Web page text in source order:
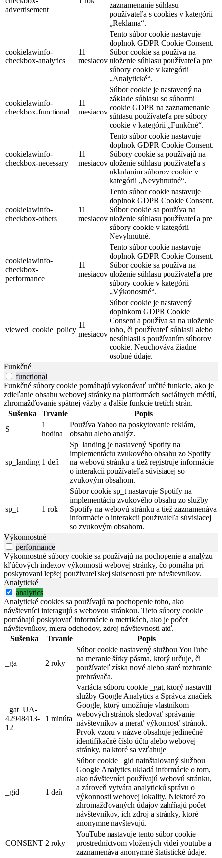
advertisement
zaznamenanie súhlasu
používateľa s cookies v kategórii
„Reklama“.
cookielawinfo-
checkbox-analytics
11
mesiacov
Tento súbor cookie nastavuje
doplnok GDPR Cookie Consent.
Súbor cookie sa používa na
uloženie súhlasu používateľa pre
súbory cookie v kategórii
„Analytické“.
cookielawinfo-
checkbox-functional
11
mesiacov
Súbor cookie je nastavený na
základe súhlasu so súbormi
cookie GDPR na zaznamenanie
súhlasu používateľa pre súbory
cookie v kategórii „Funkčné“.
cookielawinfo-
checkbox-necessary
11
mesiacov
Tento súbor cookie nastavuje
doplnok GDPR Cookie Consent.
Súbory cookie sa používajú na
uloženie súhlasu používateľa s
ukladaním súborov cookie v
kategórii „Nevyhnutné“.
cookielawinfo-
checkbox-others
11
mesiacov
Tento súbor cookie nastavuje
doplnok GDPR Cookie Consent.
Súbor cookie sa používa na
uloženie súhlasu používateľa pre
súbory cookie v kategórii
Nevyhnutné.
cookielawinfo-
checkbox-
performance
11
mesiacov
Tento súbor cookie nastavuje
doplnok GDPR Cookie Consent.
Súbor cookie sa používa na
uloženie súhlasu používateľa pre
súbory cookie v kategórii
„Výkonostné“.
viewed_cookie_policy
11
mesiacov
Súbor cookie je nastavený
doplnkom GDPR Cookie
Consent a používa sa na uloženie
toho, či používateľ súhlasil alebo
nesúhlasil s používaním súborov
cookie. Neuchováva žiadne
osobné údaje.
Funkčné
functional
Funkčné súbory cookie pomáhajú vykonávať určité funkcie, ako je
zdieľanie obsahu webovej stránky na platformách sociálnych médií,
zhromažďovanie spätnej väzby a ďalšie funkcie tretích strán.
Sušenka
Trvanie
Popis
S
1
hodina
Používa Yahoo na poskytovanie reklám,
obsahu alebo analýz.
sp_landing 1 deň
Sp_landing je nastavený Spotify na
implementáciu zvukového obsahu zo Spotify
na webovú stránku a tiež registruje informácie
o interakcii používateľa súvisiacej so
zvukovým obsahom.
sp_t 1 rok
Súbor cookie sp_t nastavuje Spotify na
implementáciu zvukového obsahu zo služby
Spotify na webovú stránku a tiež zaznamenáva
informácie o interakcii používateľa súvisiacej
so zvukovým obsahom.
Výkonnostné
performance
Výkonnostné súbory cookie sa používajú na pochopenie a analýzu
kľúčových indexov výkonnosti webovej stránky, čo pomáha pri
poskytovaní lepšej používateľskej skúsenosti pre návštevníkov.
Analytické
analytics
Analytické cookies sa používajú na pochopenie toho, ako
návštevníci interagujú s webovou stránkou. Tieto súbory cookie
pomáhajú poskytovať informácie o metrikách, ako je počet
návštevníkov, miera odchodov, zdroj návštevnosti atď.
Sušenka
Trvanie Popis
_ga 2 roky
Súbor cookie nastavený službou YouTube
na meranie šírky pásma, ktorý určuje, či
používateľ získa nové alebo staré rozhranie
prehrávača.
_gat_UA-
42948413-
12
1 minúta
Variácia súboru cookie _gat, ktorý nastavili
služby Google Analytics a Správca značiek
Google, ktorý umožňuje vlastníkom
webových stránok sledovať správanie
návštevníkov a merať výkonnosť stránok.
Prvok vzoru v názve obsahuje jedinečné
identifikačné číslo účtu alebo webovej
stránky, na ktoré sa vzťahuje.
_gid 1 deň
Súbor cookie _gid nainštalovaný službou
Google Analytics ukladá informácie o tom,
ako návštevníci používajú webovú stránku,
a zároveň vytvára analytickú správu o
výkonnosti webovej lokality. Niektoré zo
zhromažďovaných údajov zahŕňajú počet
návštevníkov, ich zdroj a stránky, ktoré
anonymne navštevujú.
CONSENT 2 roky
YouTube nastavuje tento súbor cookie
prostredníctvom vložených videí youtube a
zaznamenáva anonymné štatistické údaje.